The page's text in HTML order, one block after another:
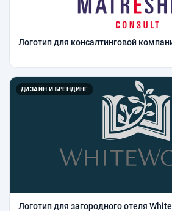
Логотип для консалтинговой
ДИЗАЙН И БРЕНДИНГ
Логотип для загородного отеля